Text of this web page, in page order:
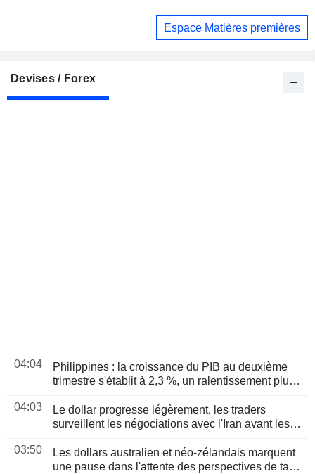
Espace Matières premières
Devises / Forex
04:04
Philippines : la croissance du PIB au deuxième
trimestre s'établit à 2,3 %, un ralentissement plus
04:03
Le dollar progresse légèrement, les traders
surveillent les négociations avec l'Iran avant les
03:50
Les dollars australien et néo-zélandais marquent
une pause dans l'attente des perspectives de taux